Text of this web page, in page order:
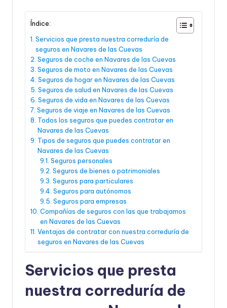
Índice:
Servicios que presta nuestra correduría de
seguros en Navares de las Cuevas
Seguros de coche en Navares de las Cuevas
Seguros de moto en Navares de las Cuevas
Seguros de hogar en Navares de las Cuevas
Seguros de salud en Navares de las Cuevas
Seguros de vida en Navares de las Cuevas
Seguros de viaje en Navares de las Cuevas
Todos los seguros que puedes contratar en
Navares de las Cuevas
Tipos de seguros que puedes contratar en
Navares de las Cuevas
Seguros personales
Seguros de bienes o patrimoniales
Seguros para particulares
Seguros para autónomos
Seguros para empresas
Compañías de seguros con las que trabajamos
en Navares de las Cuevas
Ventajas de contratar con nuestra correduría de
seguros en Navares de las Cuevas
Servicios que presta
nuestra correduría de